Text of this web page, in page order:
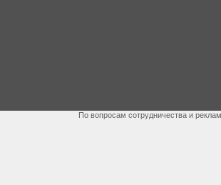
По вопросам сотрудничества и